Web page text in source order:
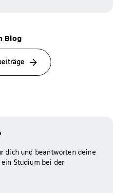
Blog
dich und beantworten deine
Studium bei der